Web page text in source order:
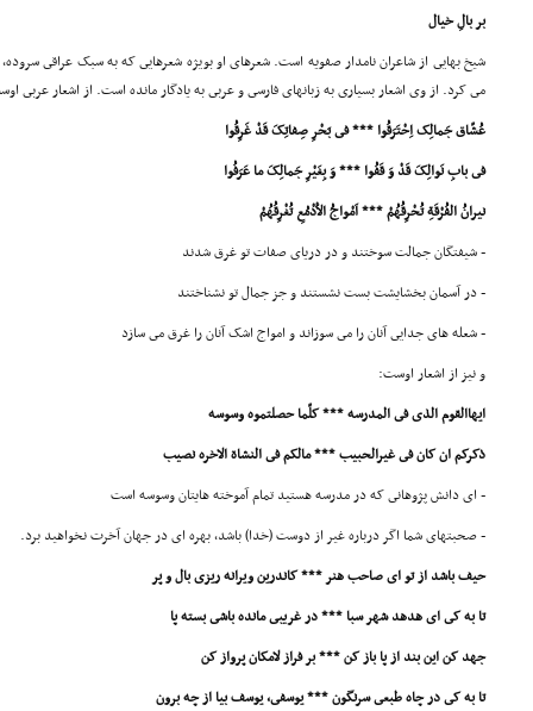
بر بالِ خیال
شیخ بهایى از شاعران نامدار صفویه است. شعرهاى او بویژه شعرهایى که به سبک عراقى
مى کرد. از وى اشعار بسیارى به زبانهاى فارسى و عربى به یادگار مانده است. از اشعار عربى
عُشّاق جَمالِک اِحْتَرَقُوا *** فى بَحْرِ صِفاتِکَ قَدْ غَرِقُوا
فى بابِ نَوالِکَ قَدْ وَ قَفُوا *** وَ بِغَیْرِ جَمالِکَ ما عَرَفُوا
نیرانُ الفُرْقَةِ تُحْرِقُهُمْ *** اَمْواجُ الاَْدْمُعِ تُغْرِقُهُمْ
- شیفتگان جمالت سوختند و در دریاى صفات تو غرق شدند
- در آسمان بخشایشت بست نشستند و جز جمال تو نشناختند
- شعله هاى جدایى آنان را مى سوزاند و امواج اشک آنان را غرق مى سازد
و نیز از اشعار اوست:
ایهاالقوم الذى فى المدرسه *** کلّما حصلتموه وسوسه
ذکرکم ان کان فى غیرالحبیب *** مالکم فى النشاة الاخره نصیب
- اى دانش پژوهانى که در مدرسه هستید تمام آموخته هایتان وسوسه است
- صحبتهاى شما اگر درباره غیر از دوست (خدا) باشد، بهره اى در جهان آخرت نخواهید برد.
حیف باشد از تو اى صاحب هنر *** کاندرین ویرانه ریزى بال و پر
تا به کى اى هدهد شهر سبا *** در غریبى مانده باشى بسته پا
جهد کن این بند از پا باز کن *** بر فراز لامکان پرواز کن
تا به کى در چاه طبعى سرنگون *** یوسفى، یوسف بیا از چه برون